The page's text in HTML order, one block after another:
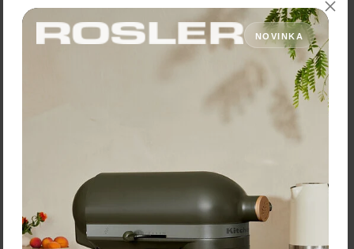
Cena: 29,90 €s DPH
Skladom 1 ks
Cena: 43,08 € s DPH
Skladom 2 ks
Vložiť do košíka
NOVINKA